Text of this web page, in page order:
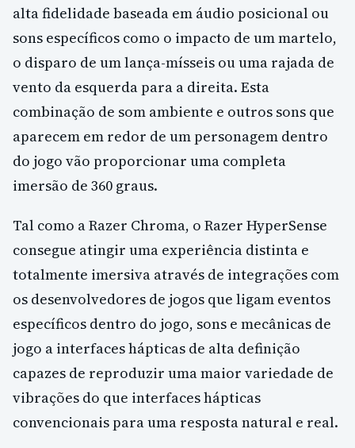
alta fidelidade baseada em áudio posicional ou
sons específicos como o impacto de um martelo,
o disparo de um lança-mísseis ou uma rajada de
vento da esquerda para a direita. Esta
combinação de som ambiente e outros sons que
aparecem em redor de um personagem dentro
do jogo vão proporcionar uma completa
imersão de 360 graus.
Tal como a Razer Chroma, o Razer HyperSense
consegue atingir uma experiência distinta e
totalmente imersiva através de integrações com
os desenvolvedores de jogos que ligam eventos
específicos dentro do jogo, sons e mecânicas de
jogo a interfaces hápticas de alta definição
capazes de reproduzir uma maior variedade de
vibrações do que interfaces hápticas
convencionais para uma resposta natural e real.